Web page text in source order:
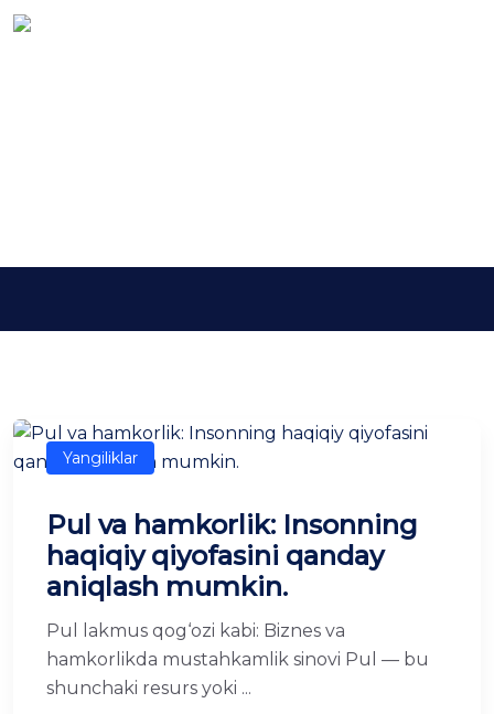
Yangiliklar
Pul va hamkorlik: Insonning
haqiqiy qiyofasini qanday
aniqlash mumkin.
Pul lakmus qog‘ozi kabi: Biznes va
hamkorlikda mustahkamlik sinovi Pul — bu
shunchaki resurs yoki ...